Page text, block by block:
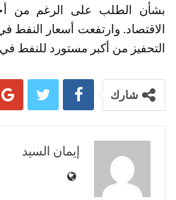
بشأن الطلب على الرغم من
الاقتصاد. وارتفعت أسعار النفط
التحفيز من أكبر مستورد للنفط في
شارك
إيمان السيد